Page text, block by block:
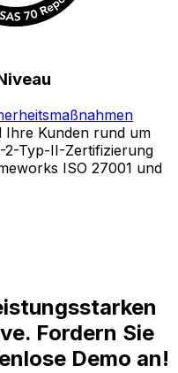
Ihre Kunden rund um
2-Typ-II-Zertifizierung
ISO 27001 und
Fordern Sie
Demo an!